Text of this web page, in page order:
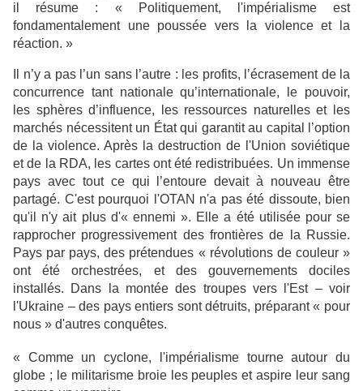
il résume : « Politiquement, l'impérialisme est
fondamentalement une poussée vers la violence et la
réaction. »
Il n’y a pas l’un sans l’autre : les profits, l’écrasement de la
concurrence tant nationale qu’internationale, le pouvoir,
les sphères d’influence, les ressources naturelles et les
marchés nécessitent un État qui garantit au capital l’option
de la violence. Après la destruction de l'Union soviétique
et de la RDA, les cartes ont été redistribuées. Un immense
pays avec tout ce qui l’entoure devait à nouveau être
partagé. C'est pourquoi l'OTAN n'a pas été dissoute, bien
qu'il n'y ait plus d'« ennemi ». Elle a été utilisée pour se
rapprocher progressivement des frontières de la Russie.
Pays par pays, des prétendues « révolutions de couleur »
ont été orchestrées, et des gouvernements dociles
installés. Dans la montée des troupes vers l'Est – voir
l'Ukraine – des pays entiers sont détruits, préparant « pour
nous » d'autres conquêtes.
« Comme un cyclone, l'impérialisme tourne autour du
globe ; le militarisme broie les peuples et aspire leur sang